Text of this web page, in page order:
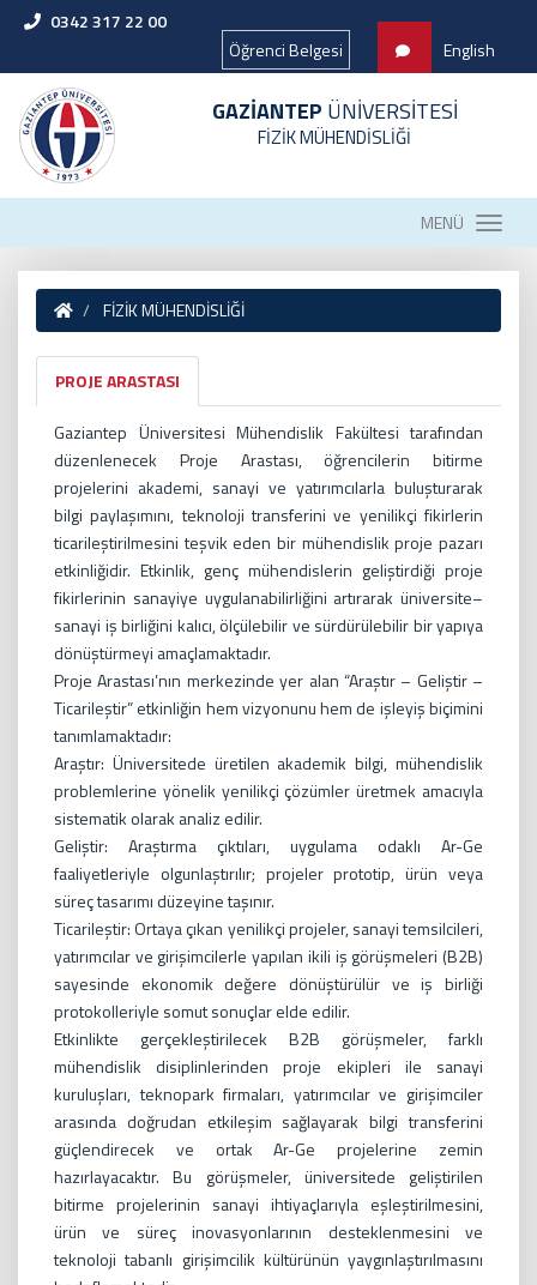
0342 317 22 00
Öğrenci Belgesi
English
GAZİANTEP ÜNİVERSİTESİ
FİZİK MÜHENDİSLİĞİ
MENÜ
FİZİK MÜHENDİSLİĞİ
PROJE ARASTASI
Gaziantep Üniversitesi Mühendislik Fakültesi tarafından
düzenlenecek Proje Arastası, öğrencilerin bitirme
projelerini akademi, sanayi ve yatırımcılarla buluşturarak
bilgi paylaşımını, teknoloji transferini ve yenilikçi fikirlerin
ticarileştirilmesini teşvik eden bir mühendislik proje pazarı
etkinliğidir. Etkinlik, genç mühendislerin geliştirdiği proje
fikirlerinin sanayiye uygulanabilirliğini artırarak üniversite–
sanayi iş birliğini kalıcı, ölçülebilir ve sürdürülebilir bir yapıya
dönüştürmeyi amaçlamaktadır.
Proje Arastası’nın merkezinde yer alan “Araştır – Geliştir –
Ticarileştir” etkinliğin hem vizyonunu hem de işleyiş biçimini
tanımlamaktadır:
Araştır: Üniversitede üretilen akademik bilgi, mühendislik
problemlerine yönelik yenilikçi çözümler üretmek amacıyla
sistematik olarak analiz edilir.
Geliştir: Araştırma çıktıları, uygulama odaklı Ar-Ge
faaliyetleriyle olgunlaştırılır; projeler prototip, ürün veya
süreç tasarımı düzeyine taşınır.
Ticarileştir: Ortaya çıkan yenilikçi projeler, sanayi temsilcileri,
yatırımcılar ve girişimcilerle yapılan ikili iş görüşmeleri (B2B)
sayesinde ekonomik değere dönüştürülür ve iş birliği
protokolleriyle somut sonuçlar elde edilir.
Etkinlikte gerçekleştirilecek B2B görüşmeler, farklı
mühendislik disiplinlerinden proje ekipleri ile sanayi
kuruluşları, teknopark firmaları, yatırımcılar ve girişimciler
arasında doğrudan etkileşim sağlayarak bilgi transferini
güçlendirecek ve ortak Ar-Ge projelerine zemin
hazırlayacaktır. Bu görüşmeler, üniversitede geliştirilen
bitirme projelerinin sanayi ihtiyaçlarıyla eşleştirilmesini,
ürün ve süreç inovasyonlarının desteklenmesini ve
teknoloji tabanlı girişimcilik kültürünün yaygınlaştırılmasını